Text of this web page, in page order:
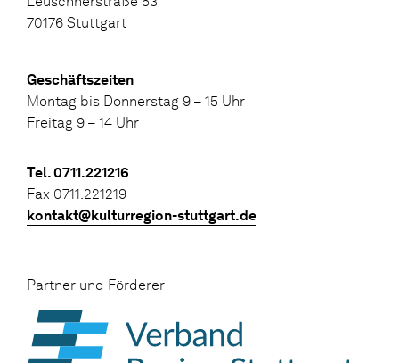
70176 Stuttgart
Geschäftszeiten
Montag bis Donnerstag 9 – 15 Uhr
Freitag 9 – 14 Uhr
Tel. 0711.221216
Fax 0711.221219
kontakt@kulturregion-stuttgart.de
Partner und Förderer